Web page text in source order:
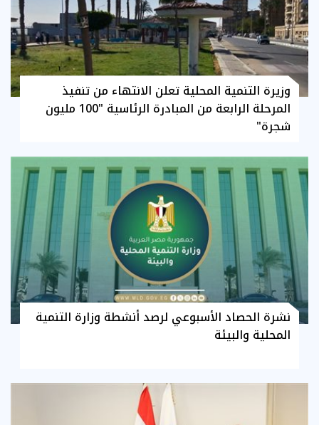
وزيرة التنمية المحلية تعلن الانتهاء من تنفيذ
المرحلة الرابعة من المبادرة الرئاسية "100 مليون
شجرة"
نشرة الحصاد الأسبوعي لرصد أنشطة وزارة التنمية
المحلية والبيئة